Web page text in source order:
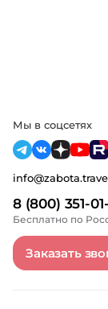
8 (800) 351-
Бесплатно по
Заказать
Мы в соцсетях